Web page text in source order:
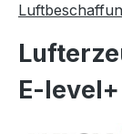
E-level+